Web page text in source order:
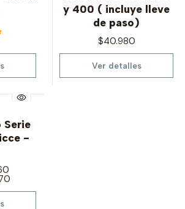
y 400 ( incluye lleve
de paso)
$40.980
Ver detalles
Serie
-